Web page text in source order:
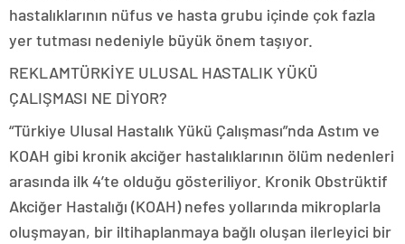
hastalıklarının nüfus ve hasta grubu içinde çok fazla
yer tutması nedeniyle büyük önem taşıyor.
REKLAMTÜRKİYE ULUSAL HASTALIK YÜKÜ
ÇALIŞMASI NE DİYOR?
“Türkiye Ulusal Hastalık Yükü Çalışması”nda Astım ve
KOAH gibi kronik akciğer hastalıklarının ölüm nedenleri
arasında ilk 4’te olduğu gösteriliyor. Kronik Obstrüktif
Akciğer Hastalığı (KOAH) nefes yollarında mikroplarla
oluşmayan, bir iltihaplanmaya bağlı oluşan ilerleyici bir